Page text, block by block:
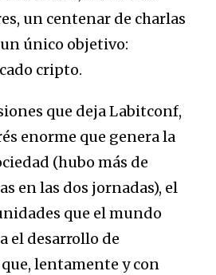
un centenar de charlas
único objetivo:
cripto.
que deja Labitconf,
enorme que genera la
(hubo más de
en las dos jornadas), el
que el mundo
el desarrollo de
lentamente y con